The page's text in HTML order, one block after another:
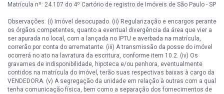
Matrícula nº: 24.107 do 4º Cartório de registro de Imóveis de São Paulo - SP
Observações: (i) Imóvel desocupado. (ii) Regularização e encargos perante
os órgãos competentes, quanto a eventual divergência da área que vier a
ser apurada no local, com a lançada no IPTU e averbada na matrícula,
correrão por conta do arrematante. (iii) A transmissão da posse do imóvel
ocorrerá no ato na lavratura da escritura, conforme item 10.2. (iv) Os
gravames de indisponibilidade, hipoteca e/ou penhora, eventualmente
contidos na matrícula do imóvel, terão suas respectivas baixas à cargo da
VENDEDORA. (v) A segregação da unidade em relação à outras com a qual
tenha comunicação física, bem como a separação dos fornecimentos de